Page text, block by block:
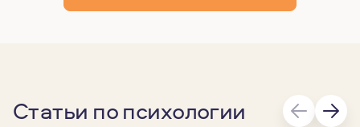
Статьи по психологии